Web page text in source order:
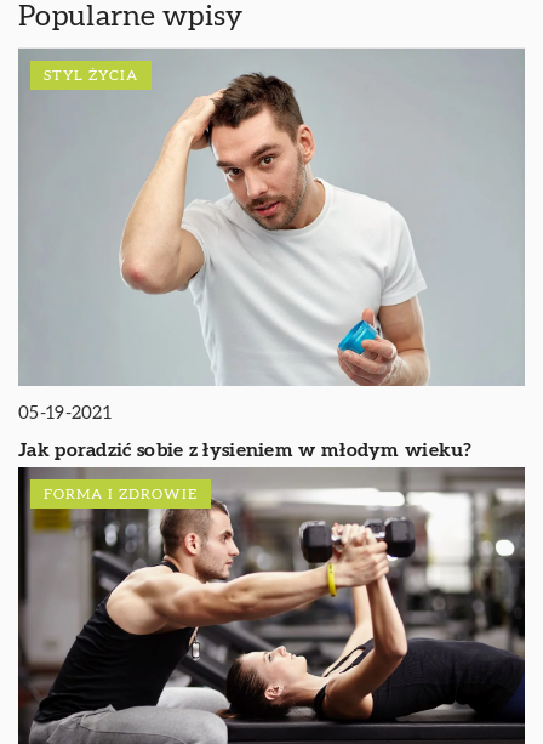
Popularne wpisy
STYL ŻYCIA
05-19-2021
Jak poradzić sobie z łysieniem w młodym wieku?
FORMA I ZDROWIE